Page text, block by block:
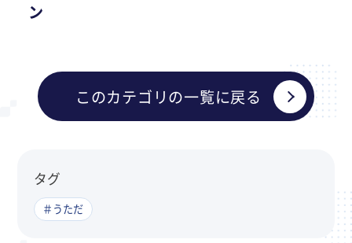
ン
このカテゴリの一覧に戻る
タグ
＃うただ